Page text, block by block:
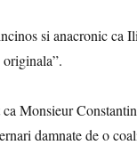
si anacronic ca
originala”.
Monsieur
damnate de o